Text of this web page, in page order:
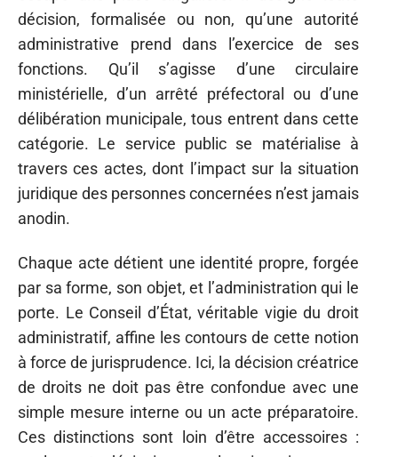
décision, formalisée ou non, qu’une autorité
administrative prend dans l’exercice de ses
fonctions. Qu’il s’agisse d’une circulaire
ministérielle, d’un arrêté préfectoral ou d’une
délibération municipale, tous entrent dans cette
catégorie. Le service public se matérialise à
travers ces actes, dont l’impact sur la situation
juridique des personnes concernées n’est jamais
anodin.
Chaque acte détient une identité propre, forgée
par sa forme, son objet, et l’administration qui le
porte. Le Conseil d’État, véritable vigie du droit
administratif, affine les contours de cette notion
à force de jurisprudence. Ici, la décision créatrice
de droits ne doit pas être confondue avec une
simple mesure interne ou un acte préparatoire.
Ces distinctions sont loin d’être accessoires :